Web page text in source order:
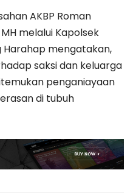
AKBP Roman
MH melalui Kapolsek
Harahap mengatakan,
saksi dan keluarga
penganiayaan
di tubuh